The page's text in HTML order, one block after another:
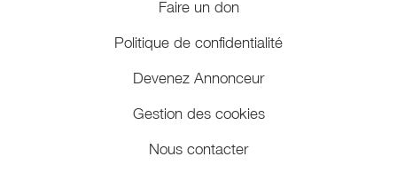
Faire un don
Politique de confidentialité
Devenez Annonceur
Gestion des cookies
Nous contacter